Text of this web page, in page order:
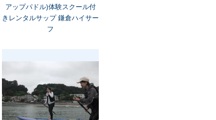
アップパドル)体験スクール付
きレンタルサップ 鎌倉ハイサー
フ